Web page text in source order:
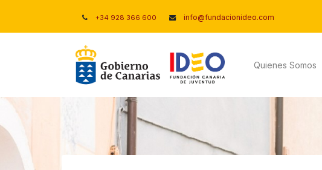
+34 928 366 600 info@fundacionideo.com
Quienes Somos